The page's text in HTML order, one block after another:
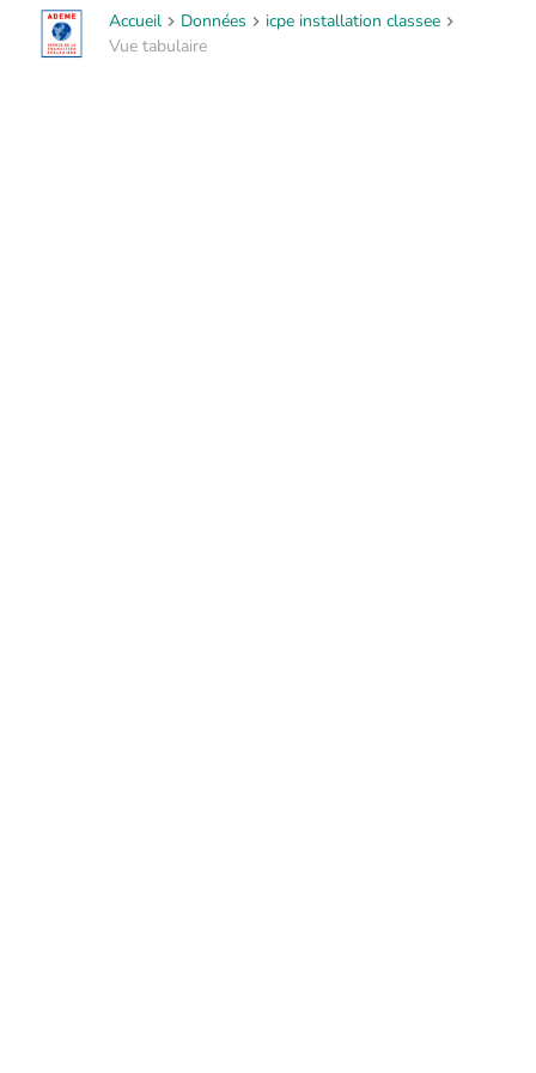
Accueil Données
icpe installation classee
Vue tabulaire